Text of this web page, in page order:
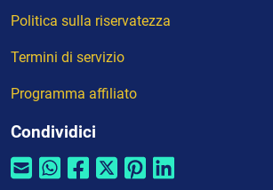
Politica sulla riservatezza
Termini di servizio
Programma affiliato
Condividici